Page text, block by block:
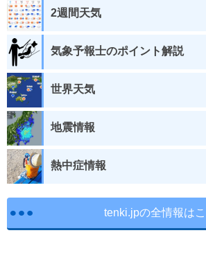
2週間天気
気象予報士のポイント解説
世界天気
地震情報
熱中症情報
tenki.jpの全情報は